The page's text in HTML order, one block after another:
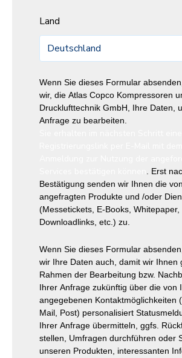
Land
Wenn Sie dieses Formular
wir, die Atlas Copco Kompressoren
Drucklufttechnik GmbH, Ihre Daten,
Anfrage zu bearbeiten.
. Erst
Bestätigung senden wir Ihnen die
angefragten Produkte und /oder
(Messetickets, E-Books, Whitepaper,
Downloadlinks, etc.) zu.
Wenn Sie dieses Formular
wir Ihre Daten auch, damit wir Ihnen
Rahmen der Bearbeitung bzw.
Ihrer Anfrage zukünftig über die von
angegebenen Kontaktmöglichkeiten
Mail, Post) personalisiert
Ihrer Anfrage übermitteln, ggfs.
stellen, Umfragen durchführen oder
unseren Produkten, interessanten